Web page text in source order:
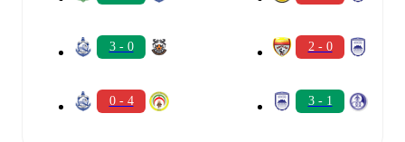
3 - 0
0 - 4
2 - 0
3 - 1